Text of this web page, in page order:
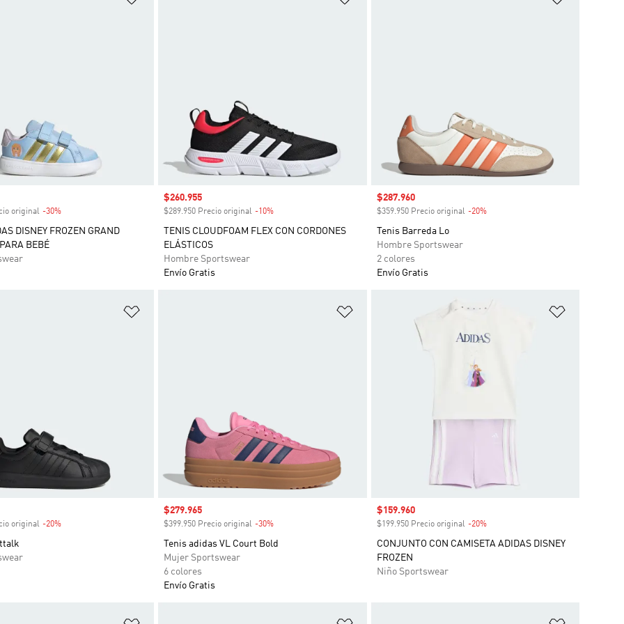
original -30%Descuento
DISNEY FROZEN GRAND
BEBÉ
Precio de venta
$260.955
$289.950 Precio original -10%
TENIS CLOUDFOAM FLEX CON CORDONES
ELÁSTICOS
Hombre Sportswear
Envío Gratis
Precio de venta
$287.960
$359.950 Precio original -20%Descuento
Tenis Barreda Lo
Hombre Sportswear
2 colores
Envío Gratis
original -20%Descuento
Añadir a la lista de deseos
Precio de venta
$279.965
$399.950 Precio original -30%
Tenis adidas VL Court Bold
Mujer Sportswear
6 colores
Envío Gratis
Precio de venta
$159.960
$199.950 Precio original -20%Descuento
CONJUNTO CON CAMISETA ADIDAS DISNEY
FROZEN
Niño Sportswear